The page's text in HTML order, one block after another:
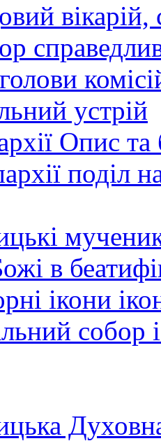
вікарій,
голови
устрій
Опис та
поділ
в
ікони
собор